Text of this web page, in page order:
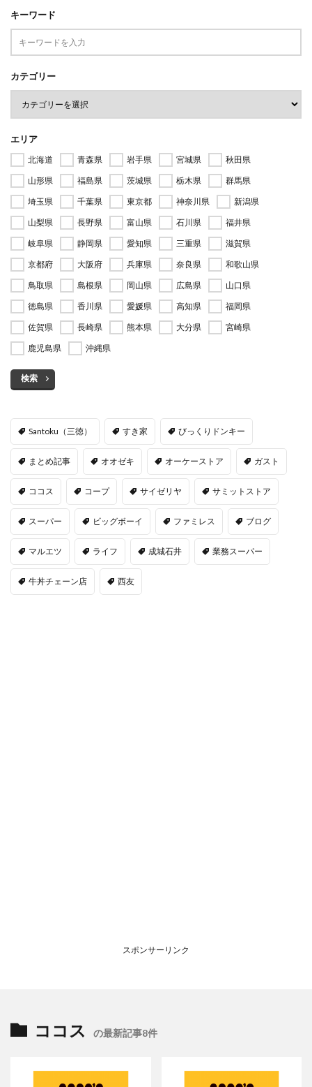
キーワード
カテゴリー
エリア
北海道 青森県 岩手県 宮城県
秋田県
山形県
福島県 茨城県 栃木県
群馬県
埼玉県
千葉県 東京都 神奈川県
新潟県
山梨県
長野県 富山県 石川県
福井県
岐阜県
静岡県 愛知県 三重県
滋賀県
京都府
大阪府 兵庫県 奈良県
和歌山県
鳥取県
島根県 岡山県 広島県
山口県
徳島県
香川県 愛媛県 高知県
福岡県
佐賀県
長崎県 熊本県 大分県
宮崎県
鹿児島県
沖縄県
検索
Santoku（三徳） すき家 びっくりドンキー
まとめ記事 オオゼキ オーケーストア ガスト
ココス コープ サイゼリヤ サミットストア
スーパー ビッグボーイ ファミレス ブログ
マルエツ ライフ 成城石井 業務スーパー
牛丼チェーン店 西友
スポンサーリンク
ココス の最新記事8件